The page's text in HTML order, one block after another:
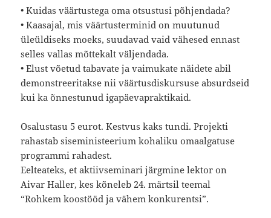
• Kuidas väärtustega oma otsustusi põhjendada?
• Kaasajal, mis väärtusterminid on muutunud
üleüldiseks moeks, suudavad vaid vähesed ennast
selles vallas mõttekalt väljendada.
• Elust võetud tabavate ja vaimukate näidete abil
demonstreeritakse nii väärtusdiskursuse absurdseid
kui ka õnnestunud igapäevapraktikaid.
Osalustasu 5 eurot. Kestvus kaks tundi. Projekti
rahastab siseministeerium kohaliku omaalgatuse
programmi rahadest.
Eelteateks, et aktiivseminari järgmine lektor on
Aivar Haller, kes kõneleb 24. märtsil teemal
“Rohkem koostööd ja vähem konkurentsi”.